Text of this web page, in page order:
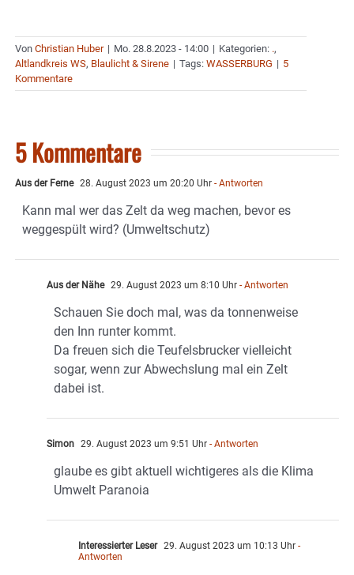
Von Christian Huber | Mo. 28.8.2023 - 14:00 | Kategorien: .,
Altlandkreis WS, Blaulicht & Sirene | Tags: WASSERBURG | 5
Kommentare
5 Kommentare
Aus der Ferne 28. August 2023 um 20:20 Uhr - Antworten
Kann mal wer das Zelt da weg machen, bevor es
weggespült wird? (Umweltschutz)
Aus der Nähe 29. August 2023 um 8:10 Uhr - Antworten
Schauen Sie doch mal, was da tonnenweise
den Inn runter kommt.
Da freuen sich die Teufelsbrucker vielleicht
sogar, wenn zur Abwechslung mal ein Zelt
dabei ist.
Simon 29. August 2023 um 9:51 Uhr - Antworten
glaube es gibt aktuell wichtigeres als die Klima
Umwelt Paranoia
Interessierter Leser 29. August 2023 um 10:13 Uhr -
Antworten